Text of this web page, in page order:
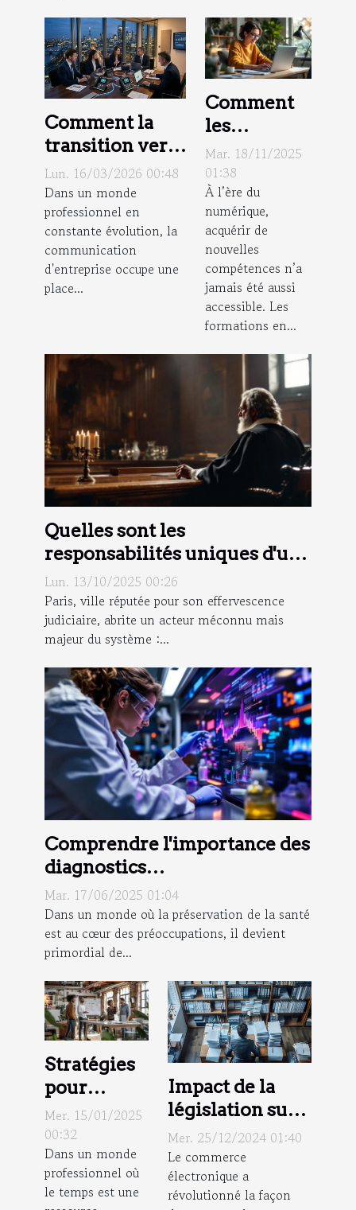
Comment la
transition vers
la VoIP
optimise la
communication
d'entreprise ?
Lun. 16/03/2026 00:48
Dans un monde
professionnel en
constante évolution, la
communication
d'entreprise occupe une
place...
Comment
les
formations
en ligne
boostent-
elles votre
carrière ?
Mar. 18/11/2025
01:38
À l’ère du
numérique,
acquérir de
nouvelles
compétences n’a
jamais été aussi
accessible. Les
formations en...
Quelles sont les
responsabilités uniques d'un
commissaire de justice à Paris
?
Lun. 13/10/2025 00:26
Paris, ville réputée pour son effervescence
judiciaire, abrite un acteur méconnu mais
majeur du système :...
Comprendre l'importance des
diagnostics
environnementaux pour la
santé publique
Mar. 17/06/2025 01:04
Dans un monde où la préservation de la santé
est au cœur des préoccupations, il devient
primordial de...
Stratégies
pour
améliorer
l'efficacité
des
réunions
d'équipe en
Mer. 15/01/2025
00:32
Dans un monde
professionnel où
le temps est une
Impact de la
législation sur
le commerce
électronique
pour les
consommateurs
Mer. 25/12/2024 01:40
Le commerce
électronique a
révolutionné la façon